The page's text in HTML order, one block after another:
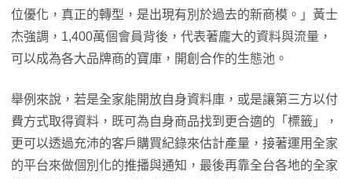
位優化，真正的轉型，是出現有別於過去的新商模。」黃士
杰強調，1,400萬個會員背後，代表著龐大的資料與流量，
可以成為各大品牌商的寶庫，開創合作的生態池。
舉例來說，若是全家能開放自身資料庫，或是讓第三方以付
費方式取得資料，既可為自身商品找到更合適的「標籤」，
更可以透過充沛的客戶購買紀錄來估計產量，接著運用全家
的平台來做個別化的推播與通知，最後再靠全台各地的全家